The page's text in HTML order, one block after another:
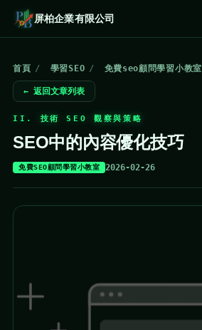
屏柏企業有限公司
首頁 / 學習SEO / 免費seo顧問學習小教室
← 返回文章列表
II. 技術 SEO 觀察與策略
SEO中的內容優化技巧
免費SEO顧問學習小教室 2026-02-26